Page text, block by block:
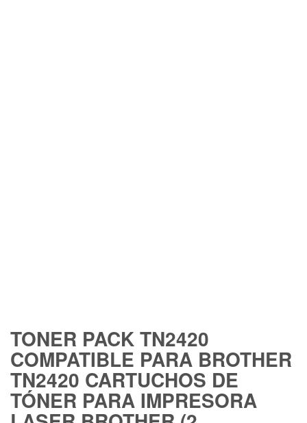
TONER PACK TN2420
COMPATIBLE PARA BROTHER
TN2420 CARTUCHOS DE
TÓNER PARA IMPRESORA